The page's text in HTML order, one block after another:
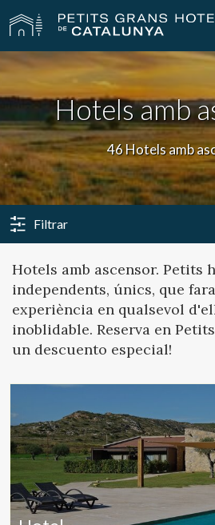
Els Nostres Hotels
Casaments
Xecs Regal
vpn_key Inicia sessió
CA ES EN
Hotels amb
46 Hotels amb
Filtrar
Hotels amb ascensor. Petits
independents, únics, que
experiència en qualsevol
inoblidable. Reserva en
un descuento especial!